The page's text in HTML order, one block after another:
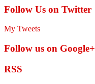
Follow Us on Twitter
My Tweets
Follow us on Google+
RSS